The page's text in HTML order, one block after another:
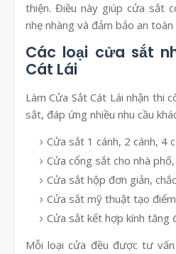
thiện. Điều này giúp cửa sắt
nhẹ nhàng và đảm bảo an
Các loại cửa sắt
Cát Lái
Làm Cửa Sắt Cát Lái nhận thi
sắt, đáp ứng nhiều nhu cầu
Cửa sắt 1 cánh, 2 cánh, 4
Cửa cổng sắt cho nhà
Cửa sắt hộp đơn giản,
Cửa sắt mỹ thuật tạo
Cửa sắt kết hợp kính tăng
Mỗi loại cửa đều được tư